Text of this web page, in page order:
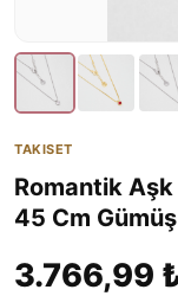
TAKISET
Romantik Aşk
45 Cm
3.766,99